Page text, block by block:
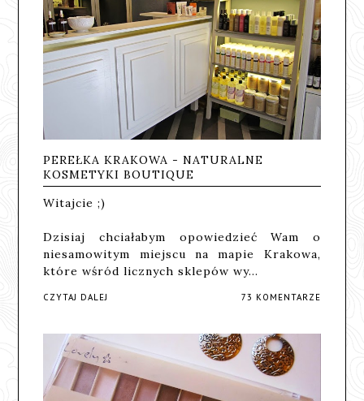
PEREŁKA KRAKOWA - NATURALNE
KOSMETYKI BOUTIQUE
Witajcie ;)
Dzisiaj chciałabym opowiedzieć Wam o
niesamowitym miejscu na mapie Krakowa,
które wśród licznych sklepów wy…
CZYTAJ DALEJ 73 KOMENTARZE